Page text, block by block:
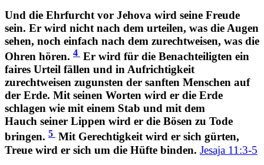
Und die Ehrfurcht vor Jehova wird seine Freude
sein. Er wird nicht nach dem urteilen, was die Augen
sehen, noch einfach nach dem zurechtweisen, was die
Ohren hören. 4 Er wird für die Benachteiligten ein
faires Urteil fällen und in Aufrichtigkeit
zurechtweisen zugunsten der sanften Menschen auf
der Erde. Mit seinen Worten wird er die Erde
schlagen wie mit einem Stab und mit dem
Hauch seiner Lippen wird er die Bösen zu Tode
bringen. 5 Mit Gerechtigkeit wird er sich gürten,
Treue wird er sich um die Hüfte binden. Jesaja 11:3-5